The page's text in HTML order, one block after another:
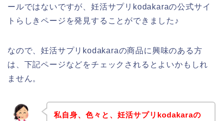
ールではないですが、妊活サプリkodakaraの公式サイ
トらしきページを発見することができました♪
なので、妊活サプリkodakaraの商品に興味のある方
は、下記ページなどをチェックされるとよいかもしれ
ません。
私自身、色々と、妊活サプリkodakaraの